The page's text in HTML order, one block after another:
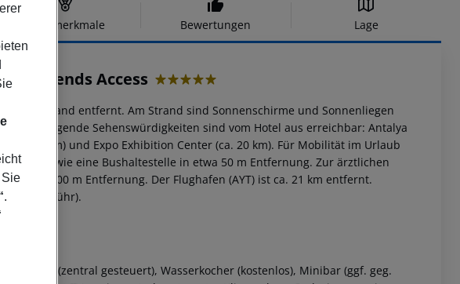
Hotelmerkmale Bewertungen Lage
Legends Access
Kiesstrand entfernt. Am Strand sind Sonnenschirme und Sonnenliegen
Folgende Sehenswürdigkeiten sind vom Hotel aus erreichbar: Antalya
(ca. 300 m) und Expo Exhibition Center (ca. 20 km). Für Mobilität im Urlaub
sowie eine Bushaltestelle in etwa 50 m Entfernung. Zur ärztlichen
etwa 200 m Entfernung. Der Flughafen (AYT) ist ca. 21 km entfernt.
Gebühr).
(zentral gesteuert), Wasserkocher (kostenlos), Minibar (ggf. geg.
.